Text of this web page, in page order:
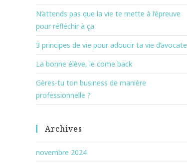
N’attends pas que la vie te mette à l’épreuve
pour réfléchir à ça
3 principes de vie pour adoucir ta vie d’avocate
La bonne élève, le come back
Gères-tu ton business de manière
professionnelle ?
Archives
novembre 2024